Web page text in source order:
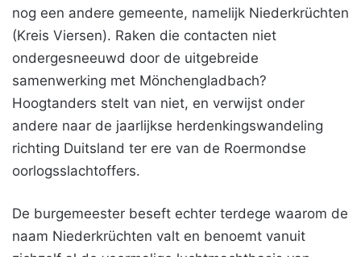
nog een andere gemeente, namelijk Niederkrüchten
(Kreis Viersen). Raken die contacten niet
ondergesneeuwd door de uitgebreide
samenwerking met Mönchengladbach?
Hoogtanders stelt van niet, en verwijst onder
andere naar de jaarlijkse herdenkingswandeling
richting Duitsland ter ere van de Roermondse
oorlogsslachtoffers.
De burgemeester beseft echter terdege waarom de
naam Niederkrüchten valt en benoemt vanuit